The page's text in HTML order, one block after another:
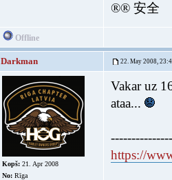
®® 安全
Offline
Darkman 22. May 2008,
Kopš: 21. Apr 2008
No: Rīga
Vakar uz
ataa...
https://